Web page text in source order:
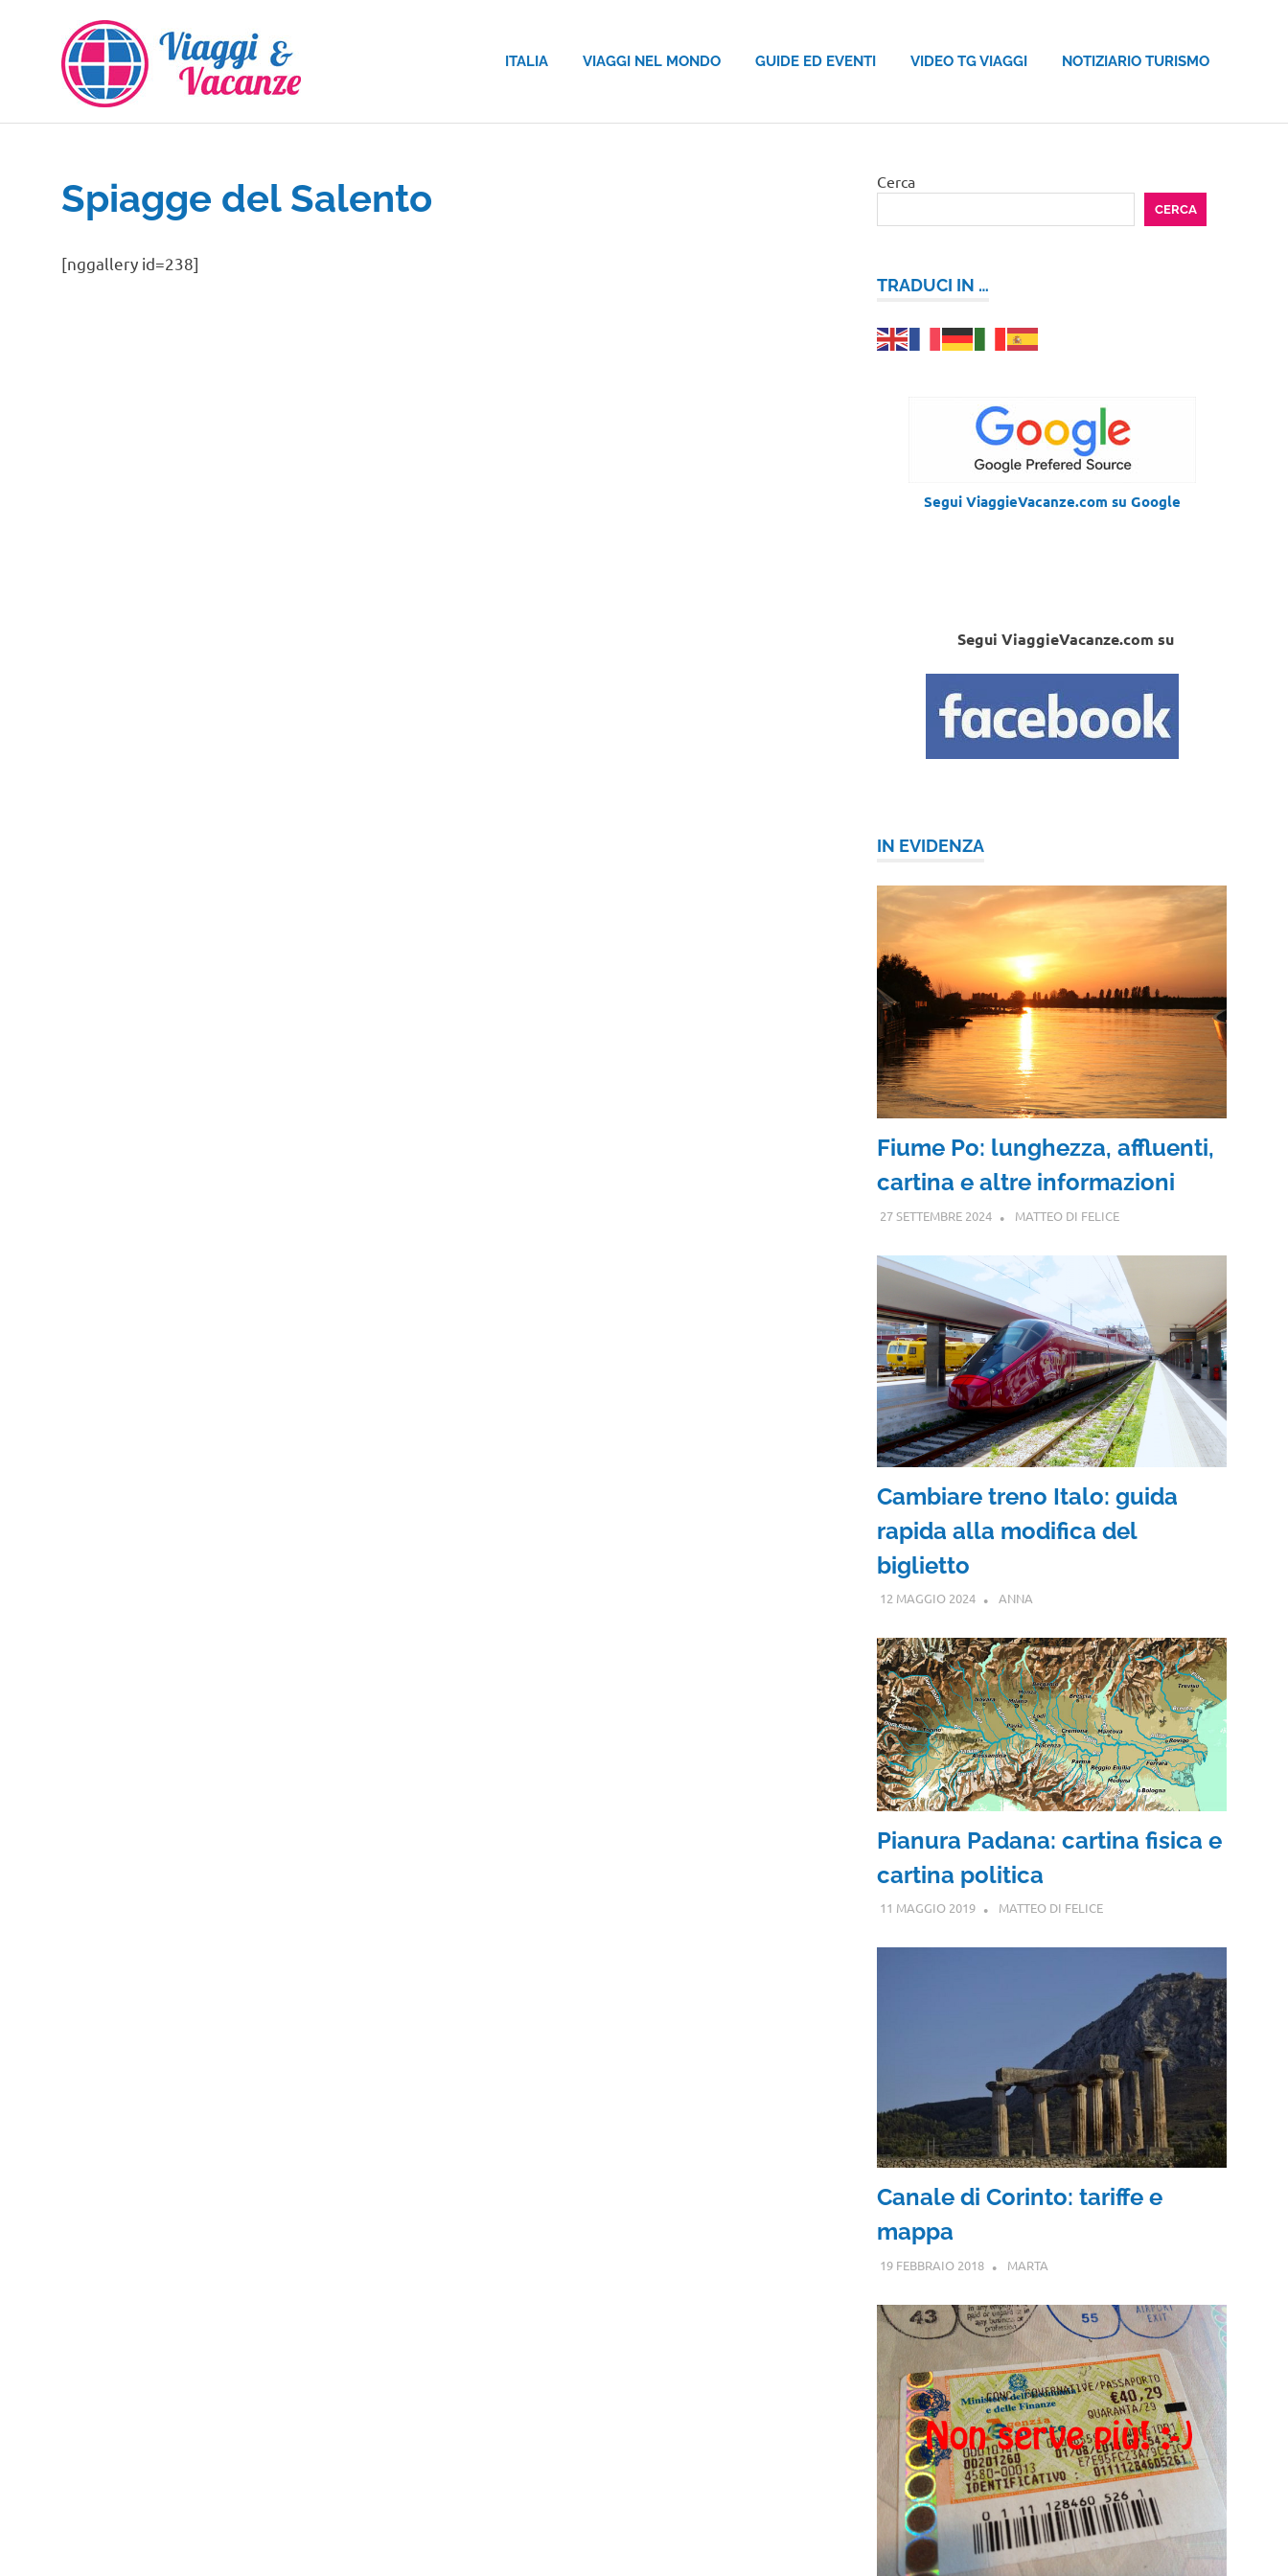
contenuto
ITALIA VIAGGI NEL MONDO GUIDE ED EVENTI VIDEO TG VIAGGI NOTIZIARIO TURISMO
Spiagge del Salento
[nggallery id=238]
Cerca
CERCA
TRADUCI IN …
Segui ViaggieVacanze.com su Google
Segui ViaggieVacanze.com su
IN EVIDENZA
Fiume Po: lunghezza, affluenti,
cartina e altre informazioni
27 SETTEMBRE 2024 MATTEO DI FELICE
Cambiare treno Italo: guida
rapida alla modifica del
biglietto
12 MAGGIO 2024 ANNA
Pianura Padana: cartina fisica e
cartina politica
11 MAGGIO 2019 MATTEO DI FELICE
Canale di Corinto: tariffe e
mappa
19 FEBBRAIO 2018 MARTA